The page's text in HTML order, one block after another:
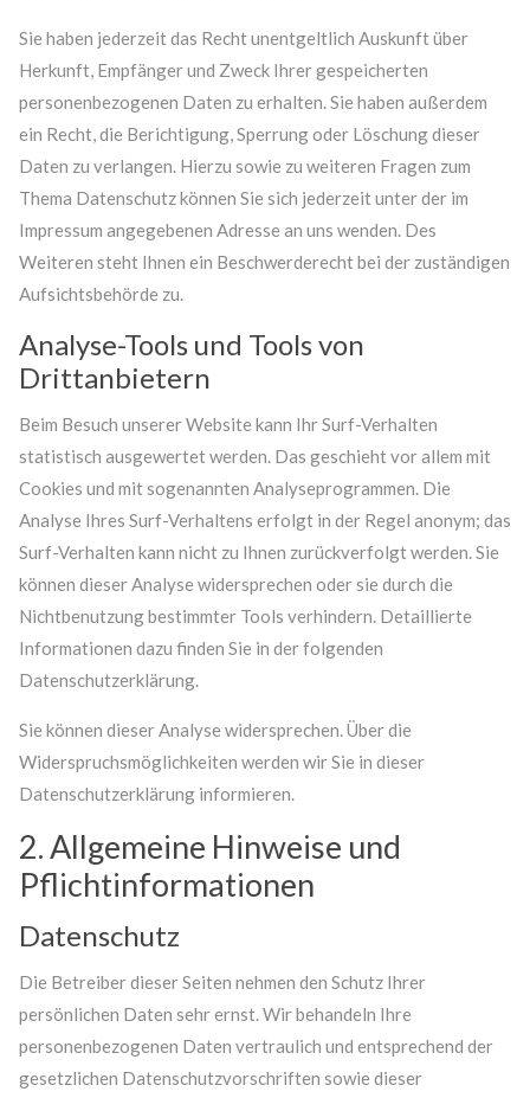
Sie haben jederzeit das Recht unentgeltlich Auskunft über
Herkunft, Empfänger und Zweck Ihrer gespeicherten
personenbezogenen Daten zu erhalten. Sie haben außerdem
ein Recht, die Berichtigung, Sperrung oder Löschung dieser
Daten zu verlangen. Hierzu sowie zu weiteren Fragen zum
Thema Datenschutz können Sie sich jederzeit unter der im
Impressum angegebenen Adresse an uns wenden. Des
Weiteren steht Ihnen ein Beschwerderecht bei der zuständigen
Aufsichtsbehörde zu.
Analyse-Tools und Tools von
Drittanbietern
Beim Besuch unserer Website kann Ihr Surf-Verhalten
statistisch ausgewertet werden. Das geschieht vor allem mit
Cookies und mit sogenannten Analyseprogrammen. Die
Analyse Ihres Surf-Verhaltens erfolgt in der Regel anonym; das
Surf-Verhalten kann nicht zu Ihnen zurückverfolgt werden. Sie
können dieser Analyse widersprechen oder sie durch die
Nichtbenutzung bestimmter Tools verhindern. Detaillierte
Informationen dazu finden Sie in der folgenden
Datenschutzerklärung.
Sie können dieser Analyse widersprechen. Über die
Widerspruchsmöglichkeiten werden wir Sie in dieser
Datenschutzerklärung informieren.
2. Allgemeine Hinweise und
Pflichtinformationen
Datenschutz
Die Betreiber dieser Seiten nehmen den Schutz Ihrer
persönlichen Daten sehr ernst. Wir behandeln Ihre
personenbezogenen Daten vertraulich und entsprechend der
gesetzlichen Datenschutzvorschriften sowie dieser
MEHR INFOS